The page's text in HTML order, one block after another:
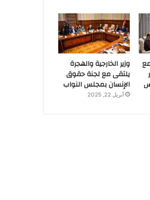
وزير الخارجية والهجرة
يلتقى مع لجنة حقوق
الإنسان بمجلس النواب
أبريل 22, 2025